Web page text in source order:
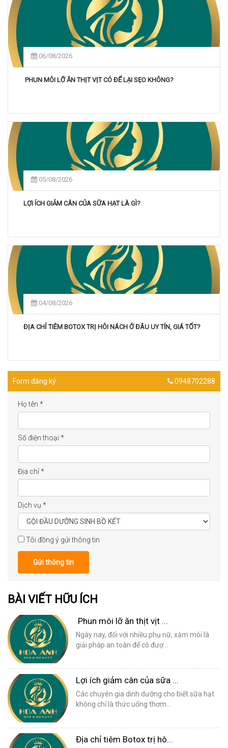
06/08/2026
PHUN MÔI LỠ ĂN THỊT VỊT CÓ ĐỂ LẠI SẸO KHÔNG?
05/08/2026
LỢI ÍCH GIẢM CÂN CỦA SỮA HẠT LÀ GÌ?
04/08/2026
ĐỊA CHỈ TIÊM BOTOX TRỊ HÔI NÁCH Ở ĐÂU UY TÍN, GIÁ TỐT?
Form đăng ký 0948702288
Họ tên *
Số điện thoại *
Địa chỉ*
Dịch vụ *
Tôi đồng ý gửi thông tin
Gửi thông tin
BÀI VIẾT HỮU ÍCH
Phun môi lỡ ăn thịt vịt ...
Ngày nay, đối với nhiều phụ nữ, xăm môi là
giải pháp an toàn để có đượ...
Lợi ích giảm cân của sữa ...
Các chuyên gia dinh dưỡng cho biết sữa hạt
không chỉ là thức uống thơm...
Địa chỉ tiêm Botox trị hô...